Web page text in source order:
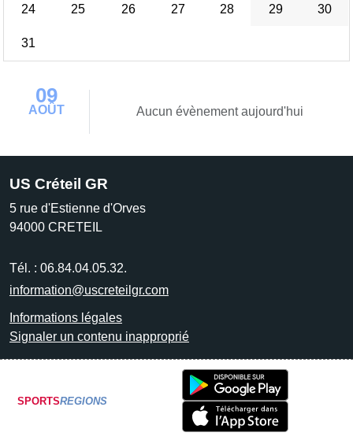
24 25 26 27 28 29 30
31
09
AOÛT Aucun évènement aujourd'hui
US Créteil GR
5 rue d'Estienne d'Orves
94000 CRETEIL
Tél. : 06.84.04.05.32.
information@uscreteilgr.com
Informations légales
Signaler un contenu inapproprié
SPORTSREGIONS